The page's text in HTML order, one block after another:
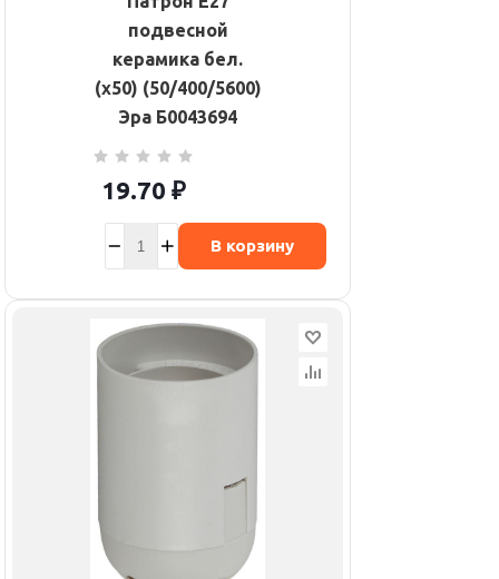
подвесной
керамика бел.
(х50) (50/400/5600)
Эра Б0043694
19.70 ₽
В корзину